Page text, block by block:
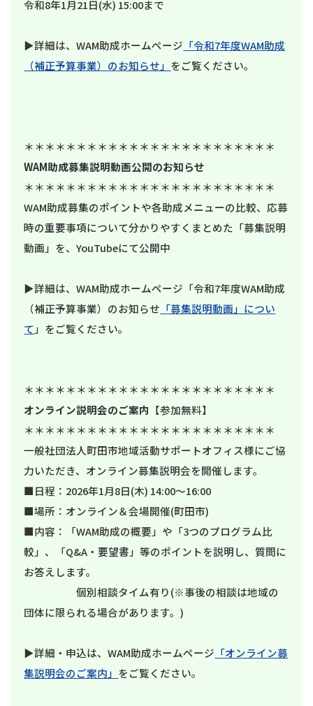
令和8年1月21日(水) 15:00まで
▶詳細は、WAM助成ホームページ 「令和7年度WAM助成
（補正予算事業）のお知らせ」 をご覧ください。
＊＊＊＊＊＊＊＊＊＊＊＊＊＊＊＊＊＊＊＊＊＊＊＊
WAM助成募集説明動画公開のお知らせ
＊＊＊＊＊＊＊＊＊＊＊＊＊＊＊＊＊＊＊＊＊＊＊＊
WAM助成募集のポイントや各助成メニューの比較、応募
時の重要事項について分かりやすくまとめた「募集説明
動画」を、YouTubeにて公開中
▶詳細は、WAM助成ホームページ「令和7年度WAM助成
（補正予算事業）のお知らせ 「募集説明動画」につい
て」をご覧ください。
＊＊＊＊＊＊＊＊＊＊＊＊＊＊＊＊＊＊＊＊＊＊＊＊
オンライン説明会のご案内 【参加無料】
＊＊＊＊＊＊＊＊＊＊＊＊＊＊＊＊＊＊＊＊＊＊＊＊
一般社団法人町田市地域活動サポートオフィス様にご協
力いただき、オンライン募集説明会を開催します。
■日程：2026年1月8日(木) 14:00～16:00
■場所：オンライン＆会場開催(町田市)
■内容：「WAM助成の概要」や「3つのプログラム比
較」、「Q&A・要望書」等のポイントを説明し、質問に
お答えします。
個別相談タイム有り(※事後の相談は地域の
団体に限られる場合があります。)
▶詳細・申込は、WAM助成ホームページ 「オンライン募
集説明会のご案内」 をご覧ください。